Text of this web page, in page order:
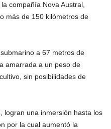
compañía Nova Austral,
más de 150 kilómetros de
a 67 metros de
amarrada a un peso de
sin posibilidades de
logran una inmersión hasta los
por la cual aumentó la